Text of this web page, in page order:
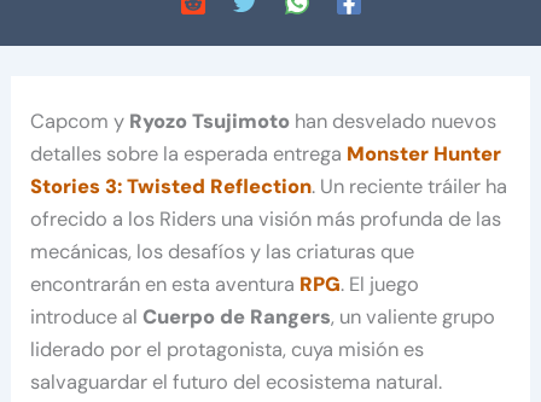
Capcom y Ryozo Tsujimoto han desvelado nuevos
detalles sobre la esperada entrega Monster Hunter
Stories 3: Twisted Reflection. Un reciente tráiler ha
ofrecido a los Riders una visión más profunda de las
mecánicas, los desafíos y las criaturas que
encontrarán en esta aventura RPG. El juego
introduce alCuerpo de Rangers, un valiente grupo
liderado por el protagonista, cuya misión es
salvaguardar el futuro del ecosistema natural.